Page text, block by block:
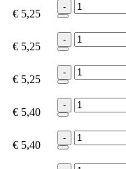
€ 5,25
-
€ 5,25
-
€ 5,25
-
€ 5,40
-
€ 5,40
-